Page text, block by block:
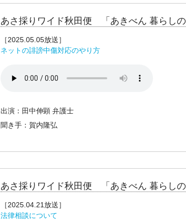
あさ採りワイド秋田便 「あきべん 暮らしの
［2025.05.05放送］
ネットの誹謗中傷対応のやり方
出演：田中伸顕 弁護士
聞き手：賀内隆弘
あさ採りワイド秋田便 「あきべん 暮らしの
［2025.04.21放送］
法律相談について